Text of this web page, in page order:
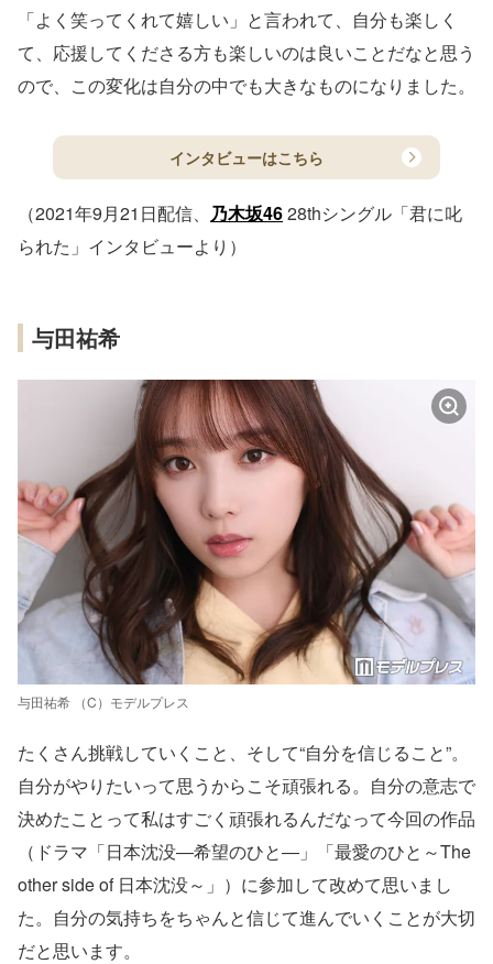
「よく笑ってくれて嬉しい」と言われて、自分も楽しく
て、応援してくださる方も楽しいのは良いことだなと思う
ので、この変化は自分の中でも大きなものになりました。
インタビューはこちら
（2021年9月21日配信、 乃木坂4628thシングル「君に叱
られた」インタビューより）
与田祐希
与田祐希 （C）モデルプレス
たくさん挑戦していくこと、そして“自分を信じること”。
自分がやりたいって思うからこそ頑張れる。自分の意志で
決めたことって私はすごく頑張れるんだなって今回の作品
（ドラマ「日本沈没―希望のひと―」「最愛のひと～The
other side of 日本沈没～」）に参加して改めて思いまし
た。自分の気持ちをちゃんと信じて進んでいくことが大切
だと思います。